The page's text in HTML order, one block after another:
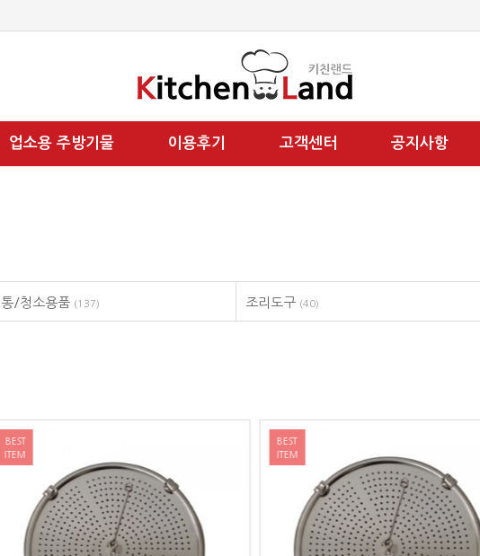
업소용 주방기물 이용후기 고객센터 공지사항
/청소용품 (137) 조리도구 (40)
BEST
ITEM